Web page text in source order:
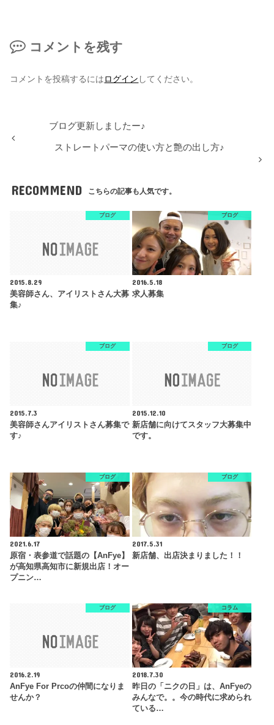
コメントを残す
コメントを投稿するにはログイン してください。
ブログ更新しましたー♪
ストレートパーマの使い方と艶の出し方♪
RECOMMEND こちらの記事も人気です。
ブログ
2015.8.29
美容師さん、アイリストさん大募
集♪
ブログ
2016.5.18
求人募集
ブログ
2015.7.3
美容師さんアイリストさん募集で
す♪
ブログ
2015.12.10
新店舗に向けてスタッフ大募集中
です。
ブログ
2021.6.17
原宿・表参道で話題の【AnFye】
が高知県高知市に新規出店！オー
プニン…
ブログ
2017.5.31
新店舗、出店決まりました！！
ブログ
2016.2.19
AnFye For Prcoの仲間になりま
せんか？
コラム
2018.7.30
昨日の「ニクの日」は、AnFyeの
みんなで。。今の時代に求められ
ている…